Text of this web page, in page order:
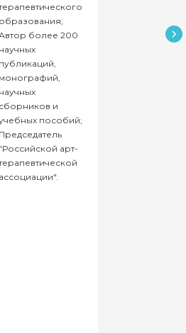
образования;
более 200
научных
публикаций,
монографий,
научных
сборников и
пособий;
Председатель
"Российской арт-
ассоциации".
71
00
30
85
70